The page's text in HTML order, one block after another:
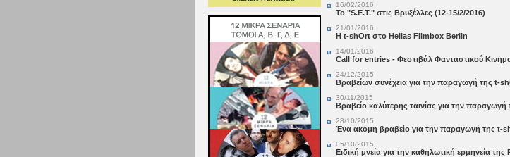
16/02/2016
Το "S.E.T." στις Βρυξέλλες (12-15/2/2016)
21/01/2016
Η t-shOrt στο Hellas Filmbox Berlin
14/01/2016
Call for entries - Φεστιβάλ Φανταστικού
24/12/2015
Βραβείων συνέχεια για την παραγωγή της
30/11/2015
Βραβείο καλύτερης ταινίας για την
28/10/2015
Ένα ακόμη βραβείο για την παραγωγή της
05/10/2015
Ειδική μνεία για την καθηλωτική ερμηνεία